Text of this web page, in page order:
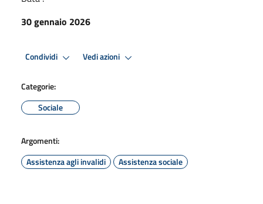
30 gennaio 2026
Condividi Vedi azioni
Categorie:
Sociale
Argomenti:
Assistenza agli invalidi
Assistenza sociale